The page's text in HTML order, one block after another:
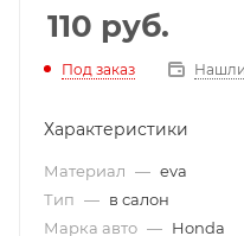
110 руб.
Под заказ
Характеристики
Материал — eva
Тип — в салон
Марка авто — Honda